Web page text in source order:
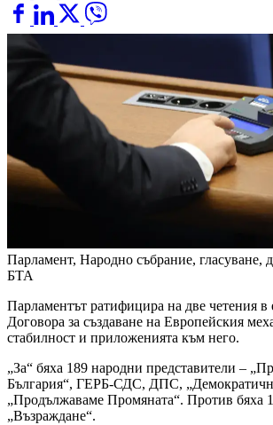
Парламент, Народно събрание, гласуване,
БТА
Парламентът ратифицира на две четения в
Договора за създаване на Европейския
стабилност и приложенията към него.
„За“ бяха 189 народни представители –
България“, ГЕРБ-СДС, ДПС,
„Продължаваме Промяната“. Против бяха
„Възраждане“.